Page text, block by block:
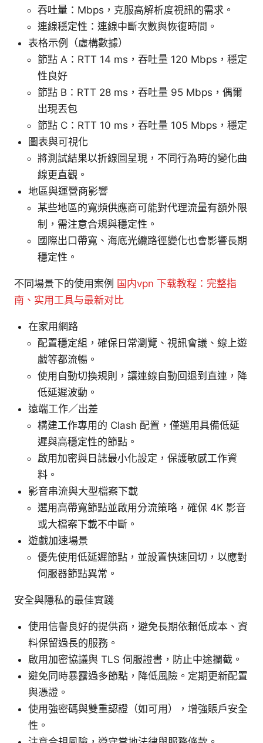
吞吐量：Mbps，克服高解析度視訊的需求。
連線穩定性：連線中斷次數與恢復時間。
表格示例（虛構數據）
節點 A：RTT 14 ms，吞吐量 120 Mbps，穩定
性良好
節點 B：RTT 28 ms，吞吐量 95 Mbps，偶爾
出現丟包
節點 C：RTT 10 ms，吞吐量 105 Mbps，穩定
圖表與可視化
將測試結果以折線圖呈現，不同行為時的變化曲
線更直觀。
地區與運營商影響
某些地區的寬頻供應商可能對代理流量有額外限
制，需注意合規與穩定性。
國際出口帶寬、海底光纜路徑變化也會影響長期
穩定性。
不同場景下的使用案例 国内vpn 下载教程：完整指
南、实用工具与最新对比
在家用網路
配置穩定組，確保日常瀏覽、視訊會議、線上遊
戲等都流暢。
使用自動切換規則，讓連線自動回退到直連，降
低延遲波動。
遠端工作／出差
構建工作專用的 Clash 配置，僅選用具備低延
遲與高穩定性的節點。
啟用加密與日誌最小化設定，保護敏感工作資
料。
影音串流與大型檔案下載
選用高帶寬節點並啟用分流策略，確保 4K 影音
或大檔案下載不中斷。
遊戲加速場景
優先使用低延遲節點，並設置快速回切，以應對
伺服器節點異常。
安全與隱私的最佳實踐
使用信譽良好的提供商，避免長期依賴低成本、資
料保留過長的服務。
啟用加密協議與 TLS 伺服證書，防止中途攔截。
避免同時暴露過多節點，降低風險。定期更新配置
與憑證。
使用強密碼與雙重認證（如可用），增強賬戶安全
性。